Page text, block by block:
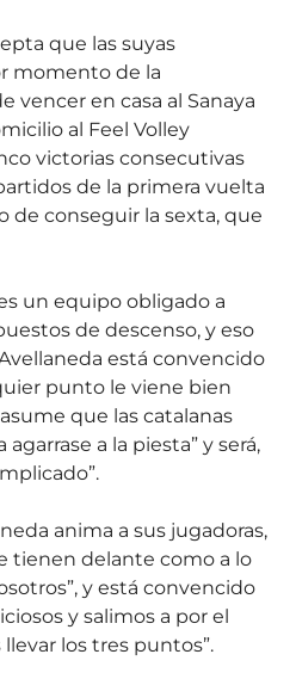
que las suyas
momento de la
vencer en casa al Sanaya
al Feel Volley
victorias consecutivas
de la primera vuelta
de conseguir la sexta, que
un equipo obligado a
de descenso, y eso
está convencido
punto le viene bien
que las catalanas
agarrase a la piesta” y será,
anima a sus jugadoras,
tienen delante como a lo
y está convencido
y salimos a por el
los tres puntos”.